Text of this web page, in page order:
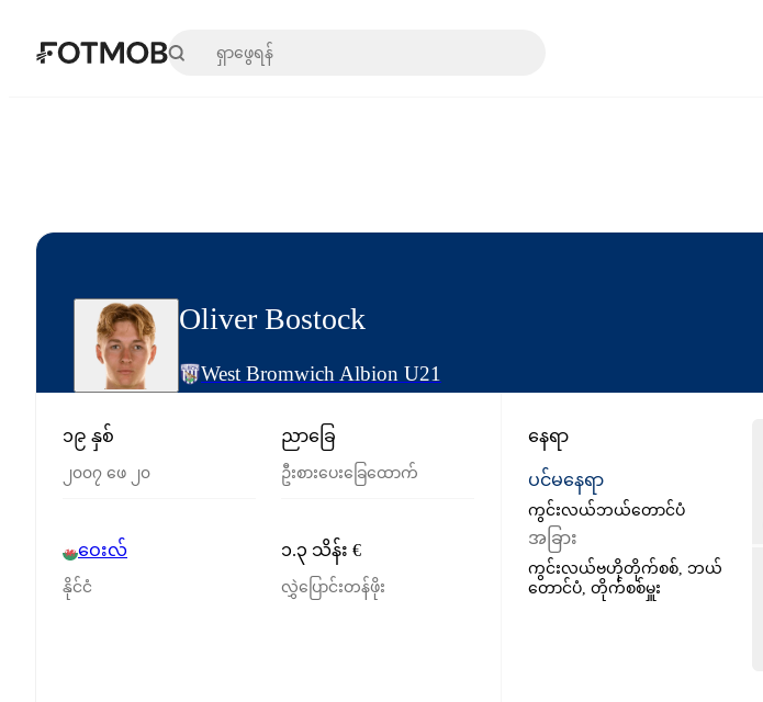
အဓိကအကြောင်းအရာသို့ ကျော်သွားရန်
Oliver Bostock
West Bromwich Albion U21
၁၉ နှစ်
၂၀၀၇ ဖေ ၂၀
ညာခြေ
ဦးစားပေးခြေထောက်
ဝေးလ်
နိုင်ငံ
၁.၃ သိန်း €
လွှဲပြောင်းတန်ဖိုး
နေရာ
ပင်မနေရာ
ကွင်းလယ်ဘယ်တောင်ပံ
အခြား
ကွင်းလယ်ဗဟိုတိုက်စစ်, ဘယ်
တောင်ပံ, တိုက်စစ်မှူး